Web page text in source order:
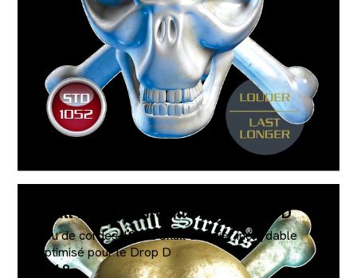
Skull nickel Antirouille 10/52 Drop D
Jeu de cordes 10/52 Skull en acier inoxydable
optimisé pour le Drop D
€14.9